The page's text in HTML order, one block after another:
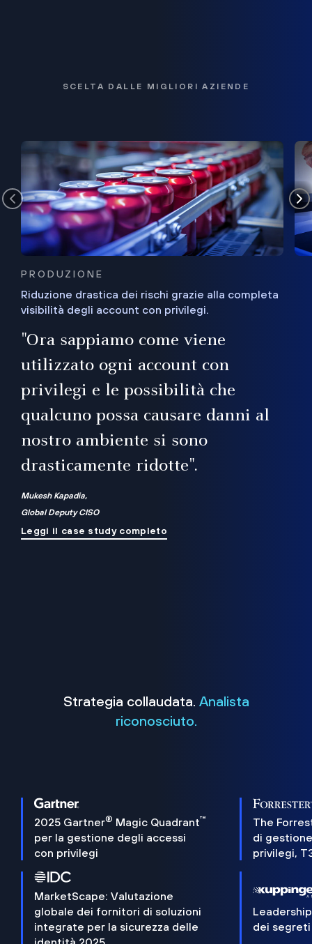
SCELTA DALLE MIGLIORI AZIENDE
PRODUZIONE
Riduzione drastica dei rischi grazie alla completa
visibilità degli account con privilegi.
"Ora sappiamo come viene
utilizzato ogni account con
privilegi e le possibilità che
qualcuno possa causare danni al
nostro ambiente si sono
drasticamente ridotte".
Mukesh Kapadia,
Global Deputy CISO
Leggi il case study completo
Strategia collaudata. Analista
riconosciuto.
2025 Gartner® Magic Quadrant™
per la gestione degli accessi
con privilegi
The
di
privilegi,
MarketScape: Valutazione
globale dei fornitori di soluzioni
integrate per la sicurezza delle
dei segreti